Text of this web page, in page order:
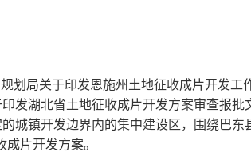
划局关于印发恩施州 土地征收成片开发工
印发湖北省土地征收成片开发方案审查报批
城镇开发边界内的集中建设区，围绕巴东
片开发方案。